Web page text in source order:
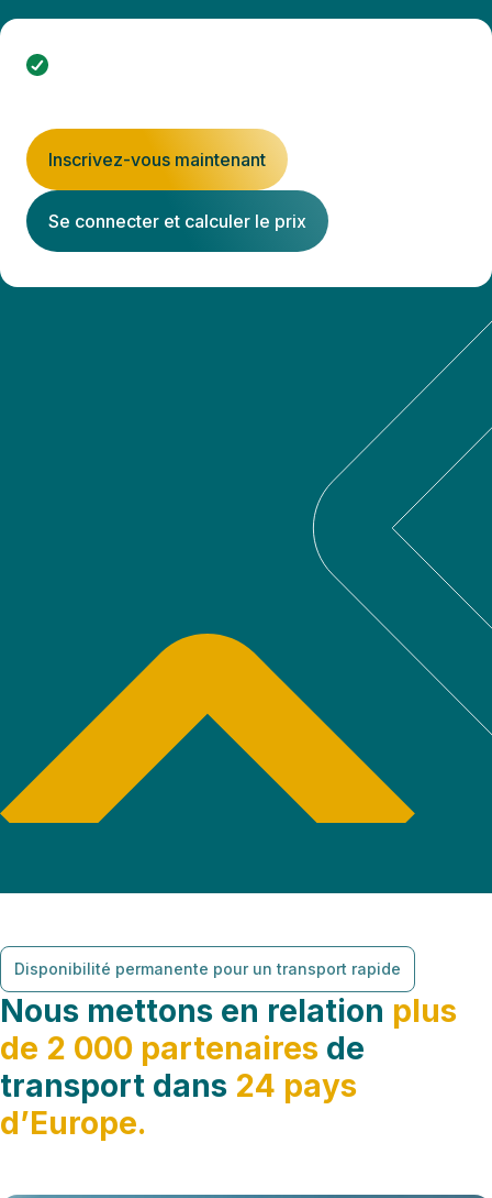
Inscrivez-vous maintenant
Se connecter et calculer le prix
Disponibilité permanente pour un transport rapide
Nous mettons en relation plus
de 2 000 partenaires de
transport dans 24 pays
d’Europe.